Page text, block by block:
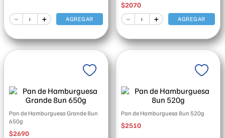
＋
－ AGREGAR
$2070
＋
－ AGREGAR
Pan de Hamburguesa Grande 8un
650g
$2690
Pan de Hamburguesa 8un 520g
$2510